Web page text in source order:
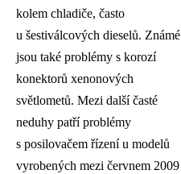
kolem chladiče, často
u šestiválcových dieselů. Známé
jsou také problémy s korozí
konektorů xenonových
světlometů. Mezi další časté
neduhy patří problémy
s posilovačem řízení u modelů
vyrobených mezi červnem 2009